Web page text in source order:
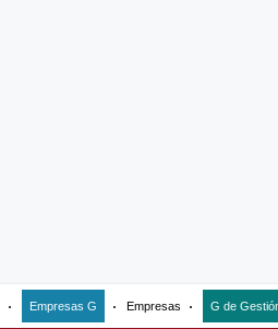
Empresas G Empresas G de